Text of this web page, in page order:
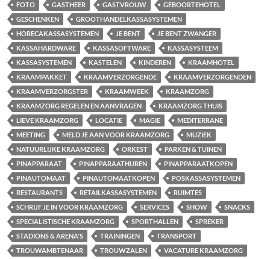
FOTO
GASTHEER GASTVROUW
GEBOORTEHOTEL
GESCHENKEN
GROOTHANDELKASSASYSTEMEN
HORECAKASSASYSTEMEN
JE BENT
JE BENT ZWANGER
KASSAHARDWARE
KASSASOFTWARE
KASSASYSTEEM
KASSASYSTEMEN
KASTELEN KINDEREN
KRAAMHOTEL
KRAAMPAKKET
KRAAMVERZORGENDE
KRAAMVERZORGENDEN
KRAAMVERZORGSTER
KRAAMWEEK
KRAAMZORG
KRAAMZORG REGELEN EN AANVRAGEN
KRAAMZORG THUIS
LIEVE KRAAMZORG
LOCATIE MAGIE
MEDITERRANE
MEETING
MELD JE AAN VOOR KRAAMZORG
MUZIEK
NATUURLIJKE KRAAMZORG
ORKEST
PARKEN & TUINEN
PINAPPARAAT
PINAPPARAATHUREN
PINAPPARAATKOPEN
PINAUTOMAAT
PINAUTOMAATKOPEN
POSKASSASYSTEMEN
RESTAURANTS
RETAILKASSASYSTEMEN
RUIMTES
SCHRIJF JE IN VOOR KRAAMZORG
SERVICES SHOW
SNACKS
SPECIALISTISCHE KRAAMZORG
SPORTHALLEN
SPREKER
STADIONS & ARENA'S
TRAININGEN
TRANSPORT
TROUWAMBTENAAR
TROUWZALEN
VACATURE KRAAMZORG